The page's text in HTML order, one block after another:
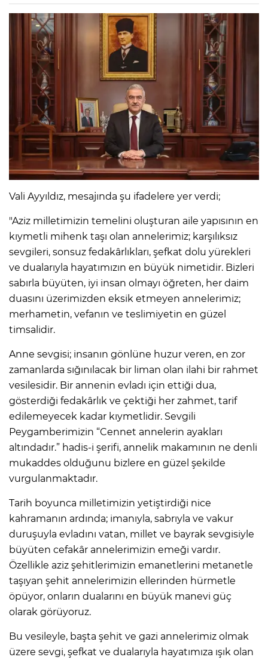
Vali Ayyıldız, mesajında şu ifadelere yer verdi;
"Aziz milletimizin temelini oluşturan aile yapısının en
kıymetli mihenk taşı olan annelerimiz; karşılıksız
sevgileri, sonsuz fedakârlıkları, şefkat dolu yürekleri
ve dualarıyla hayatımızın en büyük nimetidir. Bizleri
sabırla büyüten, iyi insan olmayı öğreten, her daim
duasını üzerimizden eksik etmeyen annelerimiz;
merhametin, vefanın ve teslimiyetin en güzel
timsalidir.
Anne sevgisi; insanın gönlüne huzur veren, en zor
zamanlarda sığınılacak bir liman olan ilahi bir rahmet
vesilesidir. Bir annenin evladı için ettiği dua,
gösterdiği fedakârlık ve çektiği her zahmet, tarif
edilemeyecek kadar kıymetlidir. Sevgili
Peygamberimizin “Cennet annelerin ayakları
altındadır.” hadis-i şerifi, annelik makamının ne denli
mukaddes olduğunu bizlere en güzel şekilde
vurgulanmaktadır.
Tarih boyunca milletimizin yetiştirdiği nice
kahramanın ardında; imanıyla, sabrıyla ve vakur
duruşuyla evladını vatan, millet ve bayrak sevgisiyle
büyüten cefakâr annelerimizin emeği vardır.
Özellikle aziz şehitlerimizin emanetlerini metanetle
taşıyan şehit annelerimizin ellerinden hürmetle
öpüyor, onların dualarını en büyük manevi güç
olarak görüyoruz.
Bu vesileyle, başta şehit ve gazi annelerimiz olmak
üzere sevgi, şefkat ve dualarıyla hayatımıza ışık olan